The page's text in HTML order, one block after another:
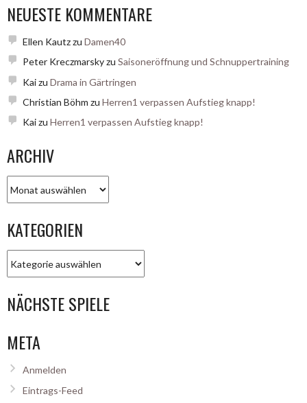
NEUESTE KOMMENTARE
Ellen Kautzzu Damen40
Peter Kreczmarskyzu Saisoneröffnung und Schnuppertraining
Kaizu Drama in Gärtringen
Christian Böhm zu Herren1 verpassen Aufstieg knapp!
Kaizu Herren1 verpassen Aufstieg knapp!
ARCHIV
KATEGORIEN
NÄCHSTE SPIELE
META
Anmelden
Eintrags-Feed